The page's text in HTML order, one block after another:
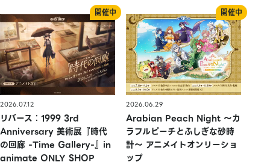
2026.07.12
リバース：1999 3rd
Anniversary 美術展『時代
の回廊 -Time Gallery-』in
animate ONLY SHOP
2026.06.29
Arabian Peach Night 〜カ
ラフルピーチとふしぎな砂時
計〜 アニメイトオンリーショ
ップ